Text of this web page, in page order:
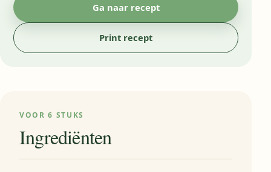
Ga naar recept
Print recept
VOOR 6 STUKS
Ingrediënten